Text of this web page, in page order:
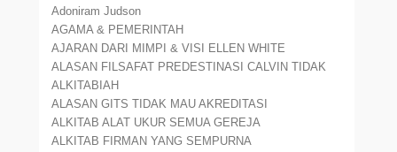
Adoniram Judson
AGAMA & PEMERINTAH
AJARAN DARI MIMPI & VISI ELLEN WHITE
ALASAN FILSAFAT PREDESTINASI CALVIN TIDAK
ALKITABIAH
ALASAN GITS TIDAK MAU AKREDITASI
ALKITAB ALAT UKUR SEMUA GEREJA
ALKITAB FIRMAN YANG SEMPURNA